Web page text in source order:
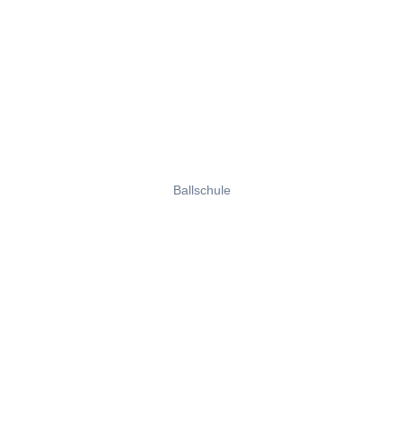
Ballschule